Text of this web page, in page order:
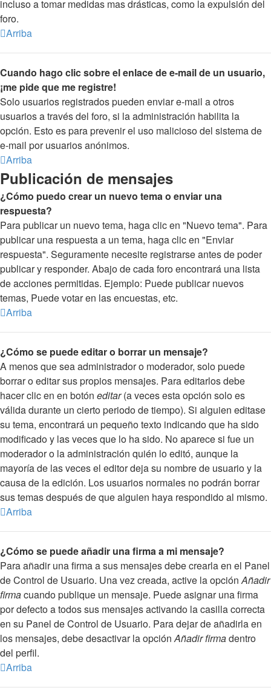
incluso a tomar medidas mas drásticas, como la expulsión del
foro.
Arriba
Cuando hago clic sobre el enlace de e-mail de un usuario,
¡me pide que me registre!
Solo usuarios registrados pueden enviar e-mail a otros
usuarios a través del foro, si la administración habilita la
opción. Esto es para prevenir el uso malicioso del sistema de
e-mail por usuarios anónimos.
Arriba
Publicación de mensajes
¿Cómo puedo crear un nuevo tema o enviar una
respuesta?
Para publicar un nuevo tema, haga clic en "Nuevo tema". Para
publicar una respuesta a un tema, haga clic en "Enviar
respuesta". Seguramente necesite registrarse antes de poder
publicar y responder. Abajo de cada foro encontrará una lista
de acciones permitidas. Ejemplo: Puede publicar nuevos
temas, Puede votar en las encuestas, etc.
Arriba
¿Cómo se puede editar o borrar un mensaje?
A menos que sea administrador o moderador, solo puede
borrar o editar sus propios mensajes. Para editarlos debe
hacer clic en en botón editar(a veces esta opción solo es
válida durante un cierto periodo de tiempo). Si alguien editase
su tema, encontrará un pequeño texto indicando que ha sido
modificado y las veces que lo ha sido. No aparece si fue un
moderador o la administración quién lo editó, aunque la
mayoría de las veces el editor deja su nombre de usuario y la
causa de la edición. Los usuarios normales no podrán borrar
sus temas después de que alguien haya respondido al mismo.
Arriba
¿Cómo se puede añadir una firma a mi mensaje?
Para añadir una firma a sus mensajes debe crearla en el Panel
de Control de Usuario. Una vez creada, active la opciónAñadir
firmacuando publique un mensaje. Puede asignar una firma
por defecto a todos sus mensajes activando la casilla correcta
en su Panel de Control de Usuario. Para dejar de añadirla en
los mensajes, debe desactivar la opciónAñadir firmadentro
del perfil.
Arriba